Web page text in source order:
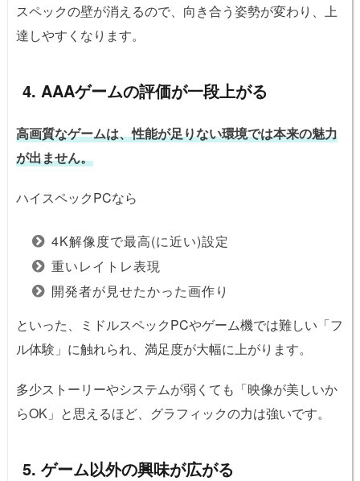
スペックの壁が消えるので、向き合う姿勢が変わり、上
達しやすくなります。
4. AAAゲームの評価が一段上がる
高画質なゲームは、性能が足りない環境では本来の魅力
が出ません。
ハイスペックPCなら
4K解像度で最高(に近い)設定
重いレイトレ表現
開発者が見せたかった画作り
といった、ミドルスペックPCやゲーム機では難しい「フ
ル体験」に触れられ、満足度が大幅に上がります。
多少ストーリーやシステムが弱くても「映像が美しいか
らOK」と思えるほど、グラフィックの力は強いです。
5. ゲーム以外の興味が広がる